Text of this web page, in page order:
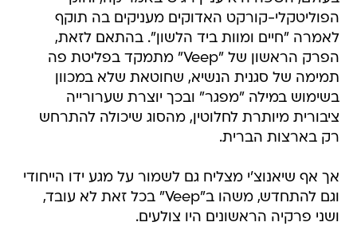
הפוליטקלי-קורקט האדוקים מעניקים בה תוקף
לאמרה "חיים ומוות ביד הלשון". בהתאם לזאת,
הפרק הראשון של "Veep" מתמקד בפליטת פה
תמימה של סגנית הנשיא, שחוטאת שלא במכוון
בשימוש במילה "מפגר" ובכך יוצרת שערורייה
ציבורית מיותרת לחלוטין, מהסוג שיכולה להתרחש
רק בארצות הברית.
אך אף שיאנוצ'י מצליח גם לשמור על מגע ידו הייחודי
וגם להתחדש, משהו ב"Veep" בכל זאת לא עובד,
ושני פרקיה הראשונים היו צולעים.